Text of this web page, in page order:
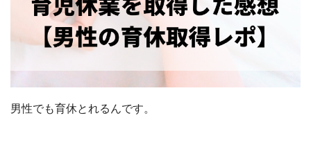
男性でも育休とれるんです。